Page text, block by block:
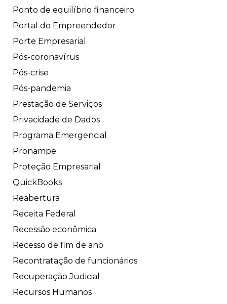
Ponto de equilíbrio financeiro
Portal do Empreendedor
Porte Empresarial
Pós-coronavírus
Pós-crise
Pós-pandemia
Prestação de Serviços
Privacidade de Dados
Programa Emergencial
Pronampe
Proteção Empresarial
QuickBooks
Reabertura
Receita Federal
Recessão econômica
Recesso de fim de ano
Recontratação de funcionários
Recuperação Judicial
Recursos Humanos